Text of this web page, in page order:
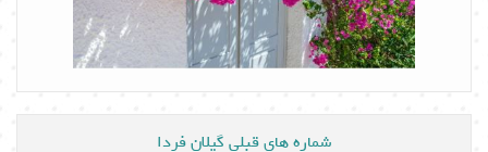
شماره های قبلی گیلان فردا